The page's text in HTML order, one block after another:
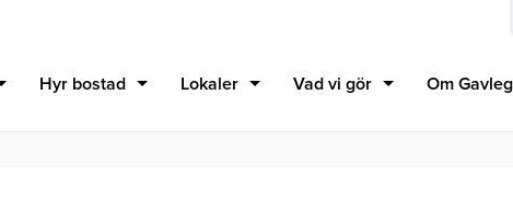
Hyr bostad Lokaler Vad vi gör Om